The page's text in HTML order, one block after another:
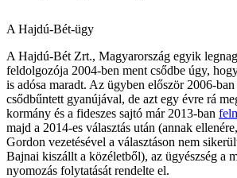
A Hajdú-Bét-ügy
A Hajdú-Bét Zrt., Magyarország egyik
feldolgozója 2004-ben ment csődbe úgy,
is adósa maradt. Az ügyben először 2006-
csődbűntett gyanújával, de azt egy évre rá
kormány és a fideszes sajtó már 2013-ban
majd a 2014-es választás után (annak
Gordon vezetésével a választáson nem
Bajnai kiszállt a közéletből), az ügyészség a
nyomozás folytatását rendelte el.